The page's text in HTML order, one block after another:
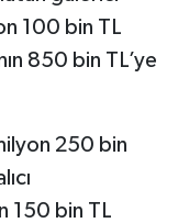
100 bin TL
850 bin TL’ye
250 bin
150 bin TL